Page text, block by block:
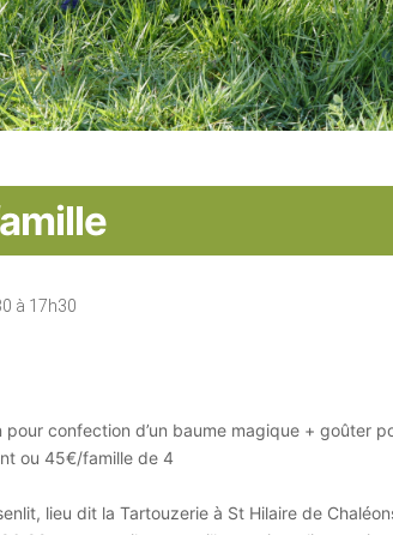
à 17h30
confection d’un baume magique + goûter
ou 45€/famille de 4
lieu dit la Tartouzerie à St Hilaire de